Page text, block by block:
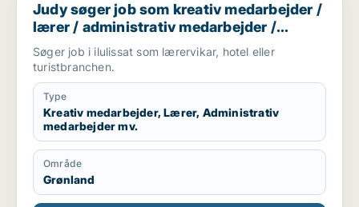
Judy søger job som kreativ medarbejder /
lærer / administrativ medarbejder /
receptionist
Søger job i ilulissat som lærervikar, hotel eller
turistbranchen.
Type
Kreativ medarbejder, Lærer, Administrativ
medarbejder mv.
Område
Grønland